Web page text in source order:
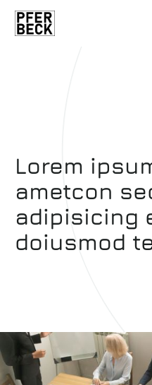
Lorem
ametcon
adipisicing
doiusmod